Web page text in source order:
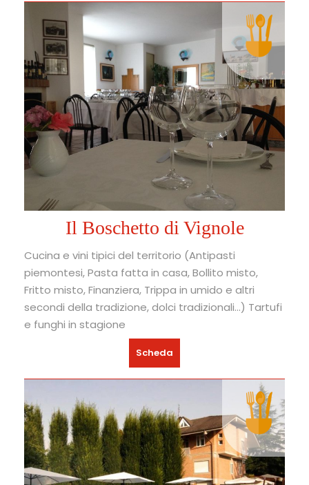
Il Boschetto di Vignole
Cucina e vini tipici del territorio (Antipasti
piemontesi, Pasta fatta in casa, Bollito misto,
Fritto misto, Finanziera, Trippa in umido e altri
secondi della tradizione, dolci tradizionali…) Tartufi
e funghi in stagione
Scheda